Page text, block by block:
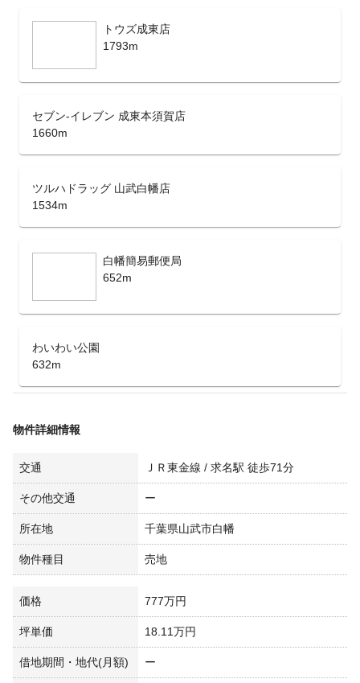
トウズ成東店
1793m
セブン-イレブン 成東本須賀店
1660m
ツルハドラッグ 山武白幡店
1534m
白幡簡易郵便局
652m
わいわい公園
632m
物件詳細情報
交通 ＪＲ東金線 / 求名駅 徒歩71分
その他交通 ー
所在地 千葉県山武市白幡
物件種目 売地
価格 777万円
坪単価 18.11万円
借地期間・地代(月額) ー